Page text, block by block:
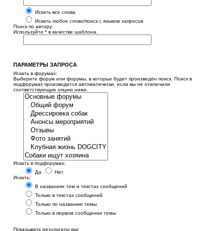
Искать все слова
Искать любое слово/поиск с языком запросов
Поиск по автору:
Используйте * в качестве шаблона.
ПАРАМЕТРЫ ЗАПРОСА
Искать в форумах:
Выберите форум или форумы, в которых будет произведён поиск. Поиск в
подфорумах производится автоматически, если вы не отключили
соответствующую опцию ниже.
Искать в подфорумах:
Да
Нет
Искать:
В названиях тем и текстах сообщений
Только в текстах сообщений
Только по названию темы
Только в первом сообщении темы
Показывать результаты как: